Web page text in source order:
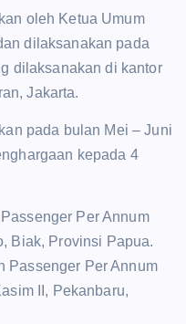
oleh Ketua Umum
dilaksanakan pada
dilaksanakan di kantor
Jakarta.
pada bulan Mei – Juni
kepada 4
Per Annum
Biak, Provinsi Papua.
Passenger Per Annum
II, Pekanbaru,